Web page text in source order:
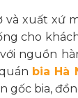
và xuất xứ
cho
nguồn
bia Hà
gốc bia,